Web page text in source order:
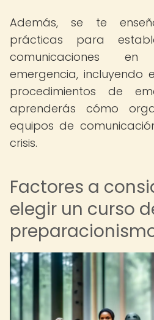
Además, se te
prácticas para
comunicaciones
emergencia, incluyendo
procedimientos de
aprenderás cómo
equipos de
crisis.
Factores a
elegir un curso